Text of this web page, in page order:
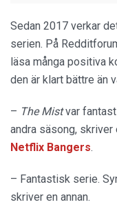
Sedan 2017 verkar
serien. På
läsa många positiva
den är klart bättre än
– The Mistvar
andra säsong, skriver
Netflix Bangers.
– Fantastisk serie.
skriver en annan.